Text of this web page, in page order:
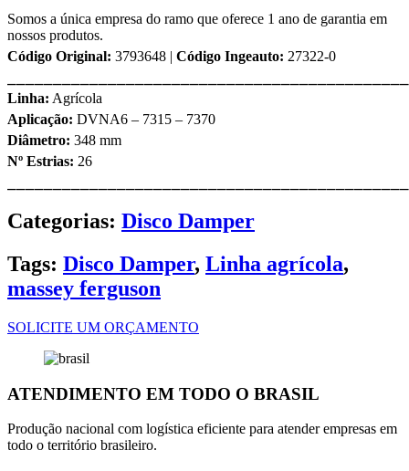
Somos a única empresa do ramo que oferece 1 ano de garantia em
nossos produtos.
Código Original: 3793648 | Código Ingeauto: 27322-0
Linha: Agrícola
Aplicação: DVNA6 – 7315 – 7370
Diâmetro: 348 mm
Nº Estrias: 26
Categorias: Disco Damper
Tags: Disco Damper, Linha agrícola,
massey ferguson
SOLICITE UM ORÇAMENTO
ATENDIMENTO EM TODO O BRASIL
Produção nacional com logística eficiente para atender empresas em
todo o território brasileiro.